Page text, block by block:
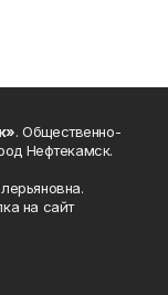
. Общественно-
Нефтекамск.
на сайт